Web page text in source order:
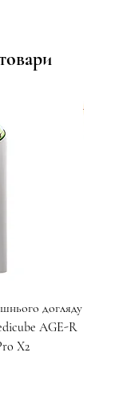
догляду
AGE-R
X2